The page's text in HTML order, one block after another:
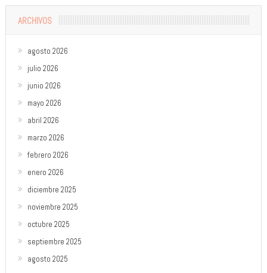
ARCHIVOS
agosto 2026
julio 2026
junio 2026
mayo 2026
abril 2026
marzo 2026
febrero 2026
enero 2026
diciembre 2025
noviembre 2025
octubre 2025
septiembre 2025
agosto 2025